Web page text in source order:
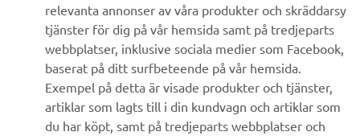
UTFORSKA YAMAHA
FAQ & SUPPORT
NYHETSBREV
relevanta annonser av våra produkter och skräddarsy
tjänster för dig på vår hemsida samt på tredjeparts
webbplatser, inklusive sociala medier som Facebook,
baserat på ditt surfbeteende på vår hemsida.
Exempel på detta är visade produkter och tjänster,
artiklar som lagts till i din kundvagn och artiklar som
du har köpt, samt på tredjeparts webbplatser och